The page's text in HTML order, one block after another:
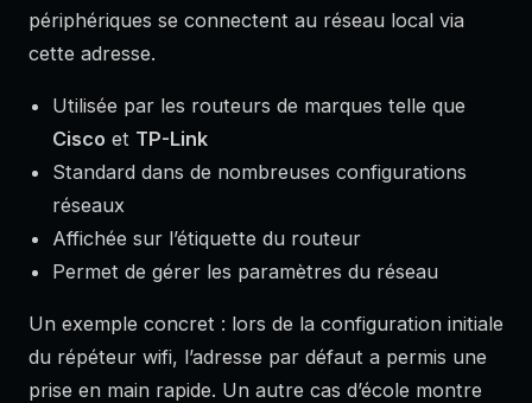
périphériques se connectent au réseau local via
cette adresse.
Utilisée par les routeurs de marques telle que
Cisco et TP-Link
Standard dans de nombreuses configurations
réseaux
Affichée sur l’étiquette du routeur
Permet de gérer les paramètres du réseau
Un exemple concret : lors de la configuration initiale
du répéteur wifi, l’adresse par défaut a permis une
prise en main rapide. Un autre cas d’école montre